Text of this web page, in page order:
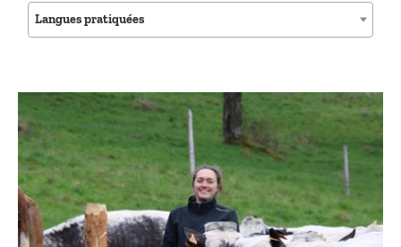
Langues pratiquées